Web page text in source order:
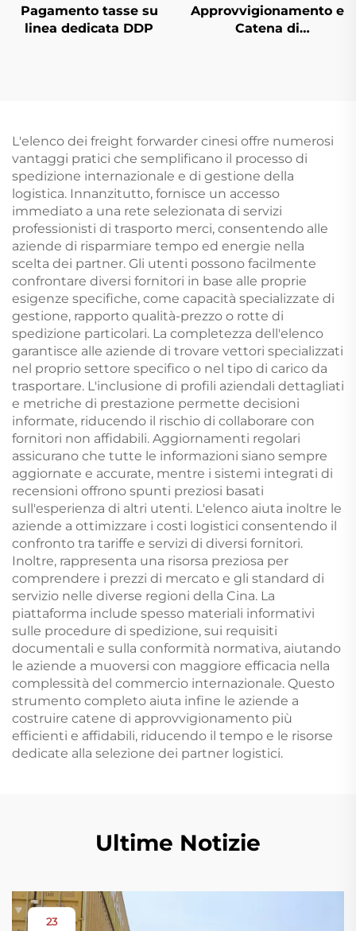
Pagamento tasse su
linea dedicata DDP
Approvvigionamento e
Catena di
L'elenco dei freight forwarder cinesi offre numerosi
vantaggi pratici che semplificano il processo di
spedizione internazionale e di gestione della
logistica. Innanzitutto, fornisce un accesso
immediato a una rete selezionata di servizi
professionisti di trasporto merci, consentendo alle
aziende di risparmiare tempo ed energie nella
scelta dei partner. Gli utenti possono facilmente
confrontare diversi fornitori in base alle proprie
esigenze specifiche, come capacità specializzate di
gestione, rapporto qualità-prezzo o rotte di
spedizione particolari. La completezza dell'elenco
garantisce alle aziende di trovare vettori specializzati
nel proprio settore specifico o nel tipo di carico da
trasportare. L'inclusione di profili aziendali dettagliati
e metriche di prestazione permette decisioni
informate, riducendo il rischio di collaborare con
fornitori non affidabili. Aggiornamenti regolari
assicurano che tutte le informazioni siano sempre
aggiornate e accurate, mentre i sistemi integrati di
recensioni offrono spunti preziosi basati
sull'esperienza di altri utenti. L'elenco aiuta inoltre le
aziende a ottimizzare i costi logistici consentendo il
confronto tra tariffe e servizi di diversi fornitori.
Inoltre, rappresenta una risorsa preziosa per
comprendere i prezzi di mercato e gli standard di
servizio nelle diverse regioni della Cina. La
piattaforma include spesso materiali informativi
sulle procedure di spedizione, sui requisiti
documentali e sulla conformità normativa, aiutando
le aziende a muoversi con maggiore efficacia nella
complessità del commercio internazionale. Questo
strumento completo aiuta infine le aziende a
costruire catene di approvvigionamento più
efficienti e affidabili, riducendo il tempo e le risorse
dedicate alla selezione dei partner logistici.
Ultime Notizie
23